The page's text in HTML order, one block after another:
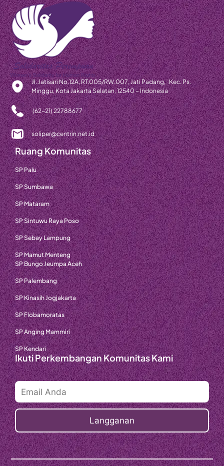
Jl. Jatisari No.12A, RT.005/RW.007, Jati Padang, Kec. Ps.
Minggu, Kota Jakarta Selatan, 12540 – Indonesia
(62-21) 22788677
soliper@centrin.net.id
Ruang Komunitas
SP Palu
SP Sumbawa
SP Mataram
SP Sintuwu Raya Poso
SP Sebay Lampung
SP Mamut Menteng
SP Bungo Jeumpa Aceh
SP Palembang
SP Kinasih Jogjakarta
SP Flobamoratas
SP Anging Mammiri
SP Kendari
Ikuti Perkembangan Komunitas Kami